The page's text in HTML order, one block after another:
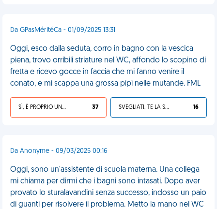
Da GPasMéritéCa - 01/09/2025 13:31
Oggi, esco dalla seduta, corro in bagno con la vescica
piena, trovo orribili striature nel WC, affondo lo scopino di
fretta e ricevo gocce in faccia che mi fanno venire il
conato, e mi scappa una grossa pipì nelle mutande. FML
SÌ, È PROPRIO UNA VDM! 37 SVEGLIATI, TE LA SEI CERCATA! 16
Da Anonyme - 09/03/2025 00:16
Oggi, sono un'assistente di scuola materna. Una collega
mi chiama per dirmi che i bagni sono intasati. Dopo aver
provato lo sturalavandini senza successo, indosso un paio
di guanti per risolvere il problema. Metto la mano nel WC